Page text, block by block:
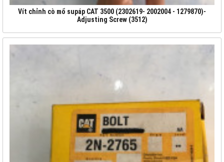
Vít chỉnh cò mổ supáp CAT 3500 (2302619- 2002004 - 1279870)-
Adjusting Screw (3512)